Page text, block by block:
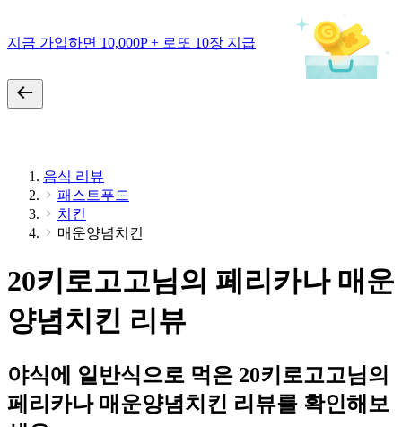
지금 가입하면 10,000P + 로또 10장 지급
음식 리뷰
패스트푸드
치킨
매운양념치킨
20키로고고님의 페리카나 매운
양념치킨 리뷰
야식에 일반식으로 먹은 20키로고고님의
페리카나 매운양념치킨 리뷰를 확인해보